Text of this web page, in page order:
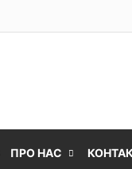
ПРО НАС